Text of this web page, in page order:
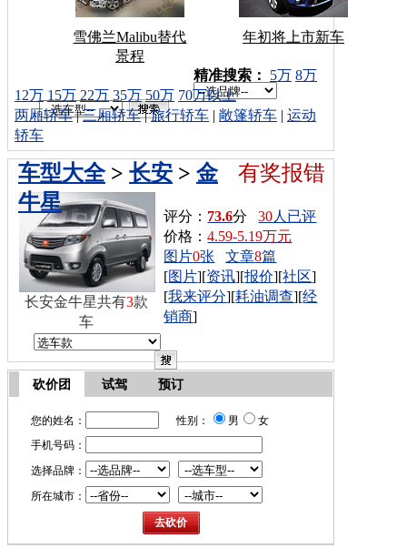
雪佛兰Malibu替代
景程
年初将上市新车
车型搜索：
精准搜索： 5万 8万
12万 15万 22万 35万 50万 70万以上
两厢轿车|三厢轿车|旅行轿车 | 敞篷轿车 | 运动
轿车
有奖报错
车型大全> 长安 > 金
牛星
评分： 73.6分30人已评
价格：4.59-5.19万元
图片0张 文章8篇
[图片][资讯][报价][社区]
[我来评分][耗油调查][经
销商]
长安金牛星共有3款
车
砍价团 试驾 预订
您的姓名： 性别： 男
女
手机号码：
选择品牌：
所在城市：